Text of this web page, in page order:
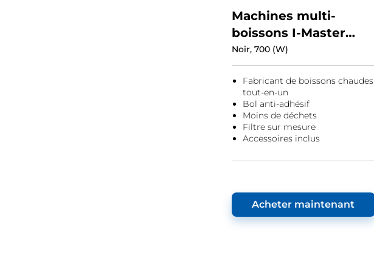
Machines multi-
boissons I-Master
Series 5
Noir, 700 (W)
Fabricant de boissons chaudes
tout-en-un
Bol anti-adhésif
Moins de déchets
Filtre sur mesure
Accessoires inclus
Acheter maintenant